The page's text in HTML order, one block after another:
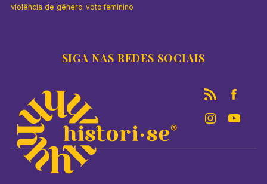
violência de gênero voto feminino
SIGA NAS REDES SOCIAIS